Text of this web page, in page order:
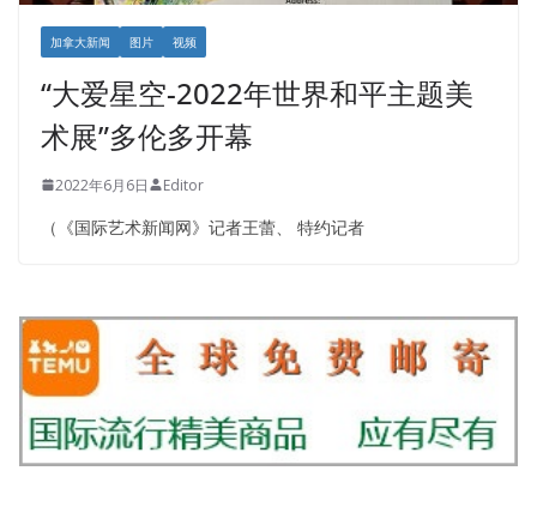
加拿大新闻 图片 视频
“大爱星空-2022年世界和平主题美
术展”多伦多开幕
2022年6月6日 Editor
（《国际艺术新闻网》记者王蕾、 特约记者